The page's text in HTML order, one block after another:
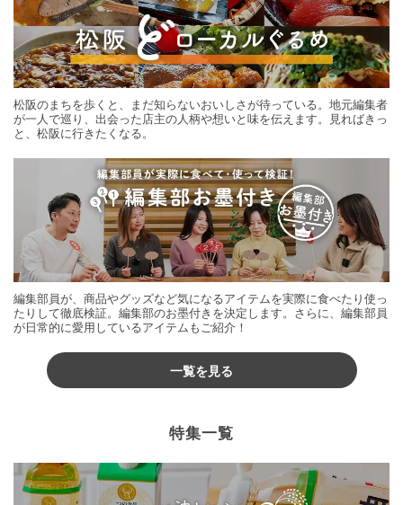
松阪のまちを歩くと、まだ知らないおいしさが待っている。地元編集者
が一人で巡り、出会った店主の人柄や想いと味を伝えます。見ればきっ
と、松阪に行きたくなる。
編集部員が、商品やグッズなど気になるアイテムを実際に食べたり使っ
たりして徹底検証。編集部のお墨付きを決定します。さらに、編集部員
が日常的に愛用しているアイテムもご紹介！
一覧を見る
特集一覧